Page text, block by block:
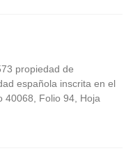
propiedad de
española inscrita en el
40068, Folio 94, Hoja